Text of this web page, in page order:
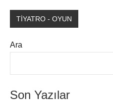
TİYATRO - OYUN
Ara
Son Yazılar